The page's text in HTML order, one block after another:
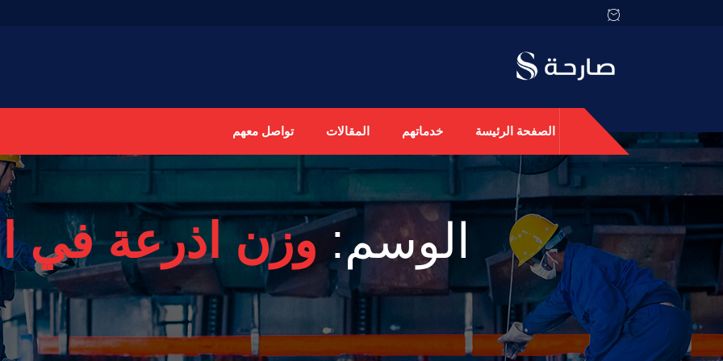
الصفحة الرئيسة خدماتهم المقالات تواصل معهم
الوسم:وزن اذرعة في